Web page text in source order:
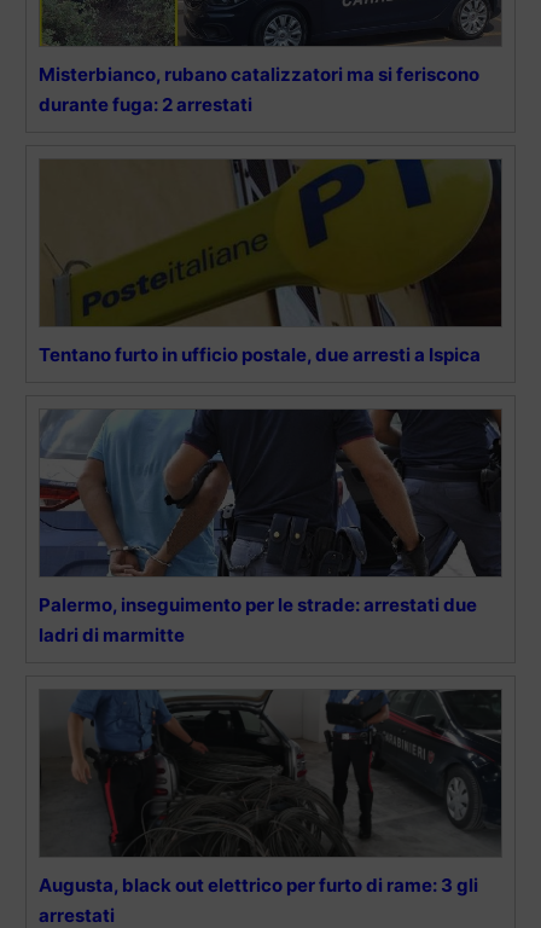
Misterbianco, rubano catalizzatori ma si feriscono
durante fuga: 2 arrestati
Tentano furto in ufficio postale, due arresti a Ispica
Palermo, inseguimento per le strade: arrestati due
ladri di marmitte
Augusta, black out elettrico per furto di rame: 3 gli
arrestati